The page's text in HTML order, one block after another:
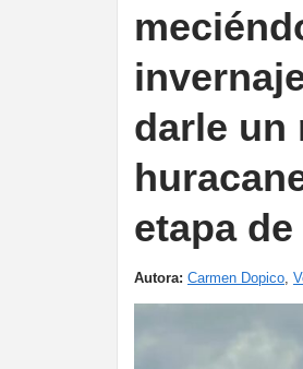
darle un
etapa
Autora: Carmen Dopico